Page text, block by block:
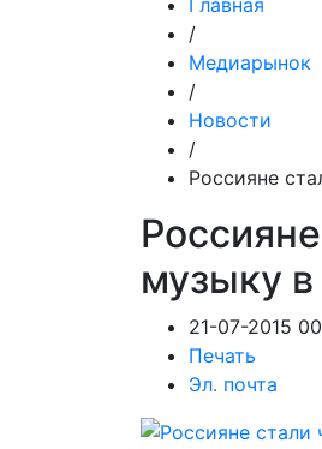
Главная
/
Медиарынок
/
Новости
/
Россияне
музыку в
21-07-2015
Печать
Эл. почта